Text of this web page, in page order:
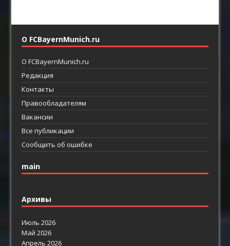
О FCBayernMunich.ru
О FCBayernMunich.ru
Редакция
Контакты
Правообладателям
Вакансии
Все публикации
Сообщить об ошибке
main
Архивы
Июль 2026
Май 2026
Апрель 2026